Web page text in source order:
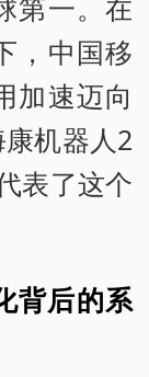
第一。在
，中国移
加速迈向
机器人2
表了这个
背后的系